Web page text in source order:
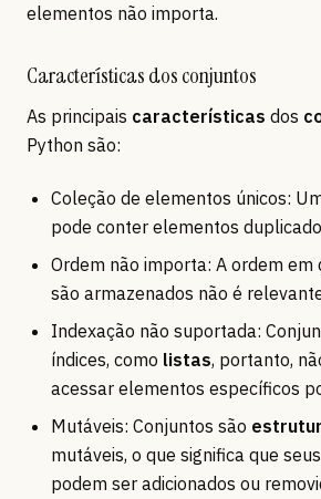
elementos não importa.
Características dos conjuntos
As principais características dos
Python são:
Coleção de elementos únicos:
pode conter elementos
Ordem não importa: A ordem em
são armazenados não é
Indexação não suportada:
índices, como listas, portanto,
acessar elementos específicos
Mutáveis: Conjuntos são
mutáveis, o que significa que
podem ser adicionados ou